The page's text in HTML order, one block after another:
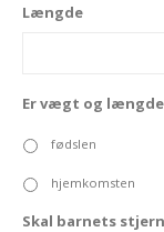
Længde
Er vægt og
fødslen
hjemkomsten
Skal barnets